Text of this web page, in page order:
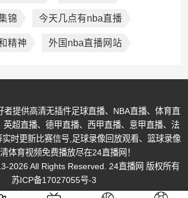
锦 今天几点有nba直播
精神 外国nba直播网站
者提供高清无插件足球直播、NBA直播、体育直
英超直播、德甲直播、西甲直播、意甲直播、法
时更新比赛信号,足球录像回放观看、篮球录像
体育视频免费播放尽在24直播网！
2026 All Rights Reserved. 24直播网 版权所有
苏ICP备17027055号-3